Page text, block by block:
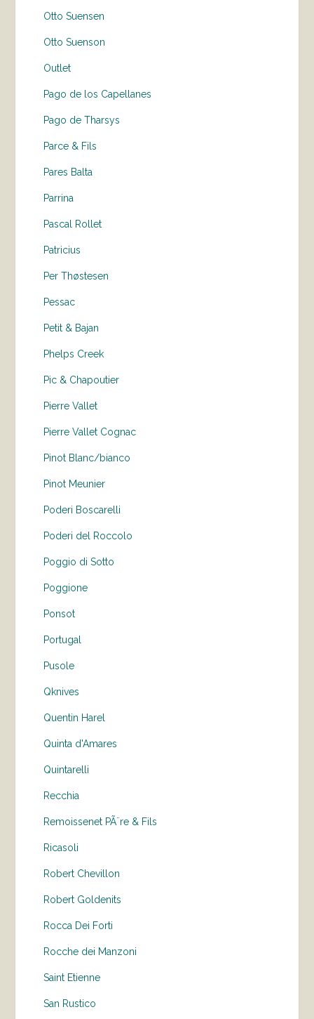
Otto Suensen
Otto Suenson
Outlet
Pago de los Capellanes
Pago de Tharsys
Parce & Fils
Pares Balta
Parrina
Pascal Rollet
Patricius
Per Thøstesen
Pessac
Petit & Bajan
Phelps Creek
Pic & Chapoutier
Pierre Vallet
Pierre Vallet Cognac
Pinot Blanc/bianco
Pinot Meunier
Poderi Boscarelli
Poderi del Roccolo
Poggio di Sotto
Poggione
Ponsot
Portugal
Pusole
Qknives
Quentin Harel
Quinta d'Amares
Quintarelli
Recchia
Remoissenet PÃ¨re & Fils
Ricasoli
Robert Chevillon
Robert Goldenits
Rocca Dei Forti
Rocche dei Manzoni
Saint Etienne
San Rustico